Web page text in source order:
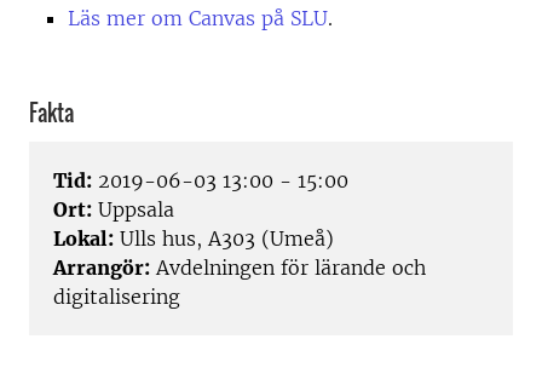
Läs mer om Canvas på SLU.
Fakta
Tid: 2019-06-03 13:00 - 15:00
Ort: Uppsala
Lokal: Ulls hus, A303 (Umeå)
Arrangör: Avdelningen för lärande och
digitalisering